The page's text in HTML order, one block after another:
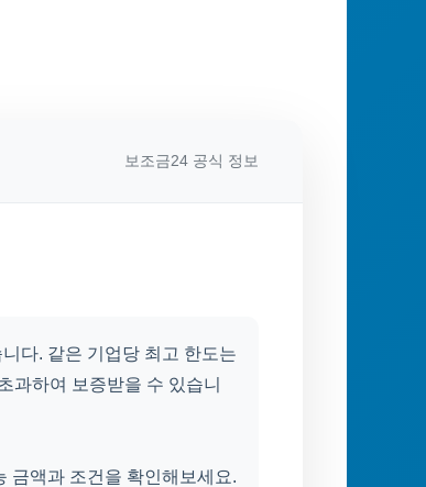
보조금24 공식 정보
다. 같은 기업당 최고 한도는
과하여 보증받을 수 있습니
금액과 조건을 확인해보세요.